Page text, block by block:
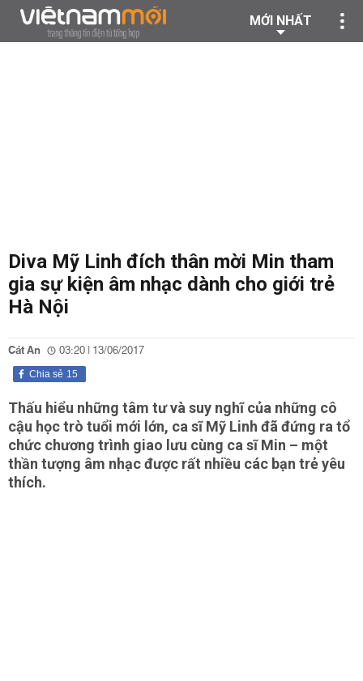
MỚI NHẤT
Diva Mỹ Linh đích thân mời Min tham
gia sự kiện âm nhạc dành cho giới trẻ
Hà Nội
Cát An 03:20 | 13/06/2017
15
Chia sẻ
Thấu hiểu những tâm tư và suy nghĩ của những cô
cậu học trò tuổi mới lớn, ca sĩ Mỹ Linh đã đứng ra tổ
chức chương trình giao lưu cùng ca sĩ Min – một
thần tượng âm nhạc được rất nhiều các bạn trẻ yêu
thích.